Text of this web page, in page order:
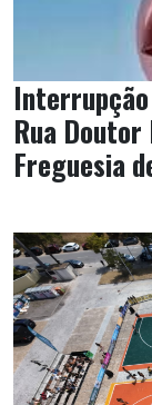
Rua
Freguesia